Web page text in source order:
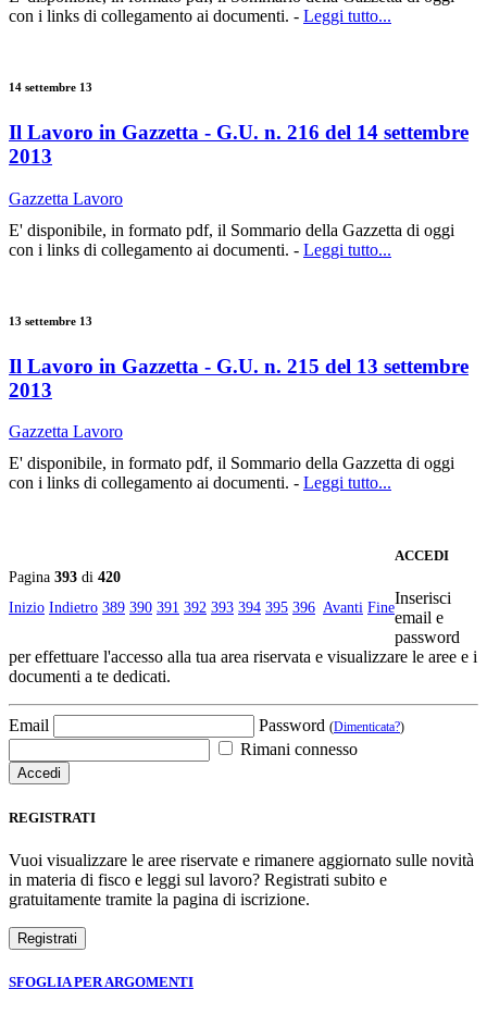
con i links di collegamento ai documenti. - Leggi tutto...
14 settembre 13
Il Lavoro in Gazzetta - G.U. n. 216 del 14 settembre
2013
Gazzetta Lavoro
E' disponibile, in formato pdf, il Sommario della Gazzetta di oggi
con i links di collegamento ai documenti. - Leggi tutto...
13 settembre 13
Il Lavoro in Gazzetta - G.U. n. 215 del 13 settembre
2013
Gazzetta Lavoro
E' disponibile, in formato pdf, il Sommario della Gazzetta di oggi
con i links di collegamento ai documenti. - Leggi tutto...
Pagina 393 di 420
Inizio Indietro 389 390 391 392 393 394 395 396 Avanti Fine
ACCEDI
Inserisci
email e
password
per effettuare l'accesso alla tua area riservata e visualizzare le aree e i
documenti a te dedicati.
Email Password (Dimenticata?)
Rimani connesso
REGISTRATI
Vuoi visualizzare le aree riservate e rimanere aggiornato sulle novità
in materia di fisco e leggi sul lavoro? Registrati subito e
gratuitamente tramite la pagina di iscrizione.
SFOGLIA PER ARGOMENTI